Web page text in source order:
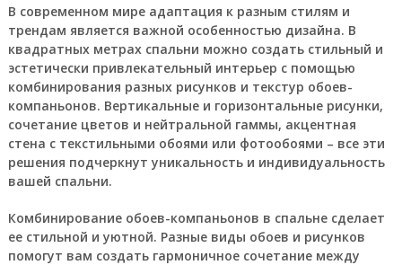
В современном мире адаптация к разным стилям и
трендам является важной особенностью дизайна. В
квадратных метрах спальни можно создать стильный и
эстетически привлекательный интерьер с помощью
комбинирования разных рисунков и текстур обоев-
компаньонов. Вертикальные и горизонтальные рисунки,
сочетание цветов и нейтральной гаммы, акцентная
стена с текстильными обоями или фотообоями – все эти
решения подчеркнут уникальность и индивидуальность
вашей спальни.
Комбинирование обоев-компаньонов в спальне сделает
ее стильной и уютной. Разные виды обоев и рисунков
помогут вам создать гармоничное сочетание между